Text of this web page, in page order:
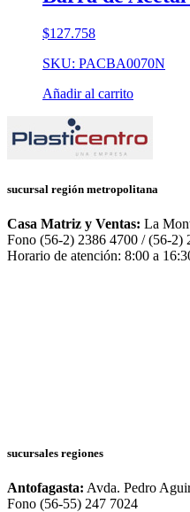
$127.758
SKU: PACBA0070N
Añadir al carrito
sucursal región metropolitana
Casa Matriz y Ventas: La
Fono (56-2) 2386 4700 / (56-2)
Horario de atención: 8:00 a
sucursales regiones
Antofagasta: Avda. Pedro
Fono (56-55) 247 7024